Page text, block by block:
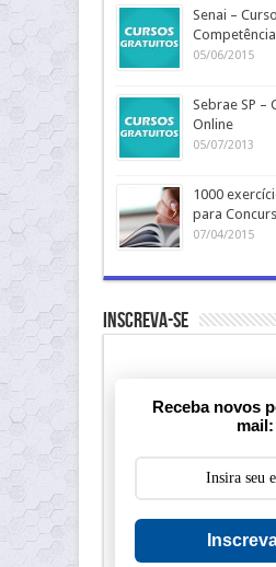
Senai –
05/06/2015
Sebrae SP –
Online
05/07/2013
1000
para
07/04/2015
Inscreva-se
Receba novos
mail: